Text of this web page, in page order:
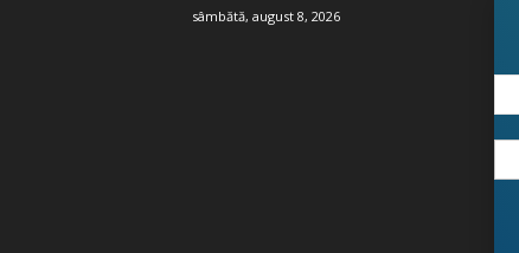
sâmbătă, august 8, 2026